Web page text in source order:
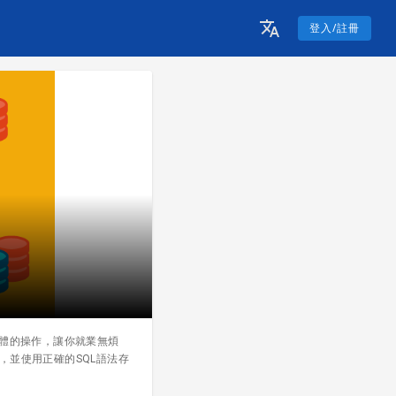
登入/註冊
的操作，讓你就業無煩
並使用正確的SQL語法存